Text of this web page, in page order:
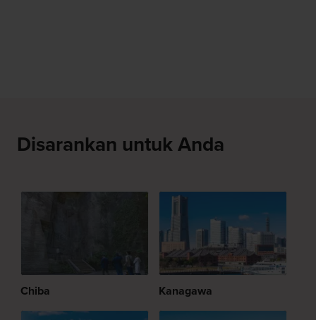
Disarankan untuk Anda
Chiba Kanagawa